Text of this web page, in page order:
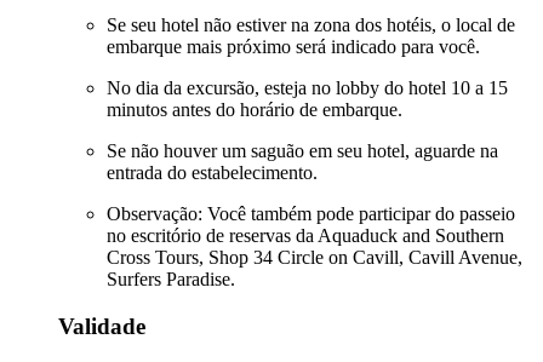
Se seu hotel não estiver na zona dos hotéis, o local de
embarque mais próximo será indicado para você.
No dia da excursão, esteja no lobby do hotel 10 a 15
minutos antes do horário de embarque.
Se não houver um saguão em seu hotel, aguarde na
entrada do estabelecimento.
Observação: Você também pode participar do passeio
no escritório de reservas da Aquaduck and Southern
Cross Tours, Shop 34 Circle on Cavill, Cavill Avenue,
Surfers Paradise.
Validade